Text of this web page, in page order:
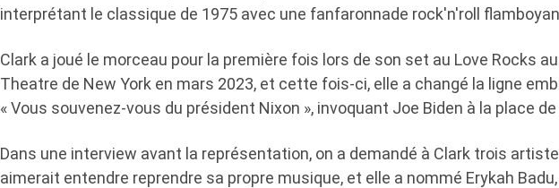
interprétant le classique de 1975 avec une fanfaronnade rock'n'roll
Clark a joué le morceau pour la première fois lors de son set au Love Rocks
Theatre de New York en mars 2023, et cette fois-ci, elle a changé la ligne
« Vous souvenez-vous du président Nixon », invoquant Joe Biden à la place de
Dans une interview avant la représentation, on a demandé à Clark trois
aimerait entendre reprendre sa propre musique, et elle a nommé Erykah